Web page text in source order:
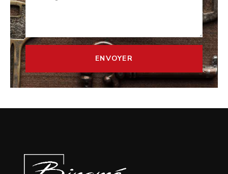
ENVOYER